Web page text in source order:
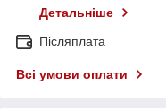
Детальніше
Післяплата
Всі умови оплати